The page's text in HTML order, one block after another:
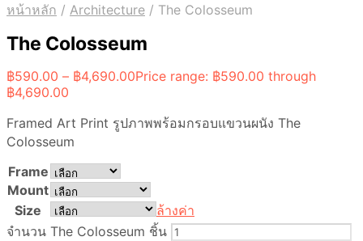
หน้าหลัก / Architecture / The Colosseum
The Colosseum
฿590.00 – ฿4,690.00Price range: ฿590.00 through
฿4,690.00
Framed Art Print รูปภาพพร้อมกรอบแขวนผนัง The
Colosseum
Frame
Mount
Size
ล้างค่า
จำนวน The Colosseum ชิ้น